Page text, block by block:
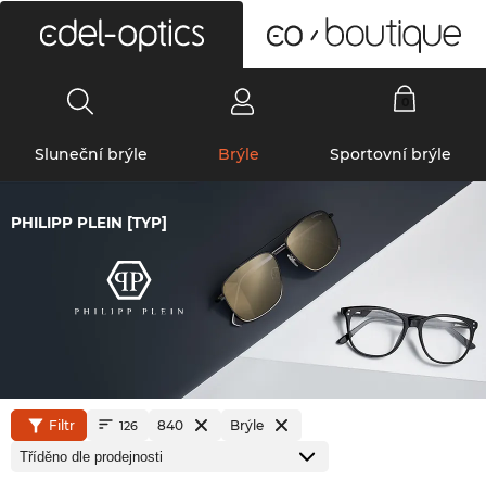
Sluneční brýle Brýle Sportovní brýle
PHILIPP PLEIN [TYP]
Filtr 126 840 Brýle